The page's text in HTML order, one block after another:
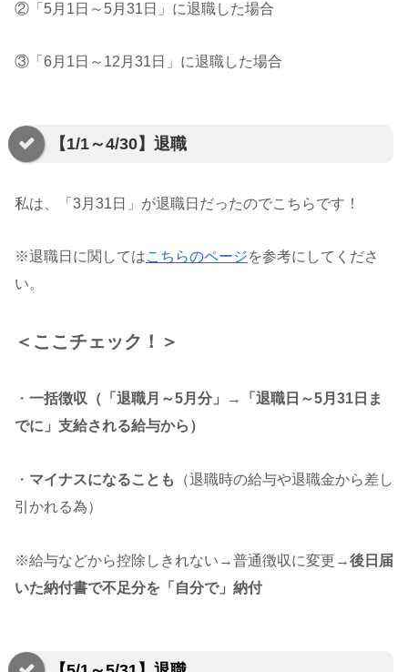
②「5月1日～5月31日」に退職した場合
③「6月1日～12月31日」に退職した場合
【1/1～4/30】退職
私は、「3月31日」が退職日だったのでこちらです！
※退職日に関してはこちらのページを参考にしてくださ
い。
＜ここチェック！＞
・ 一括徴収（「退職月～5月分」→「退職日～5月31日ま
でに」支給される給与から）
・ マイナスになることも
（退職時の給与や退職金から差し
引かれる為）
※給与などから控除しきれない→普通徴収に変更→後日届
いた納付書で不足分を「自分で」納付